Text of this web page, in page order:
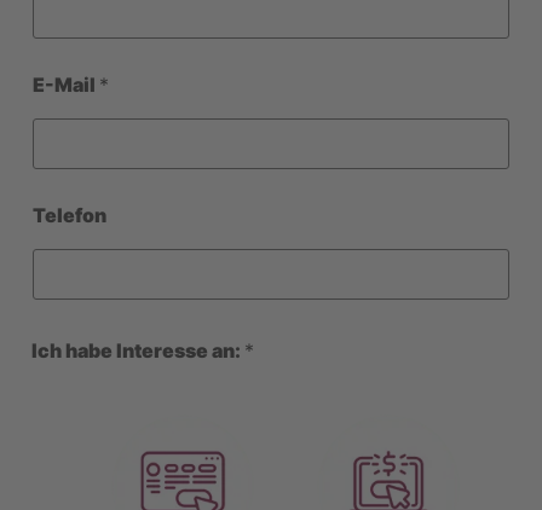
E-Mail *
Telefon
Ich habe Interesse an: *